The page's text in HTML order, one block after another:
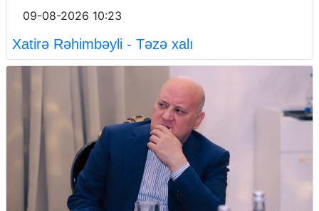
09-08-2026 10:23
Xatirə Rəhimbəyli - Təzə xalı